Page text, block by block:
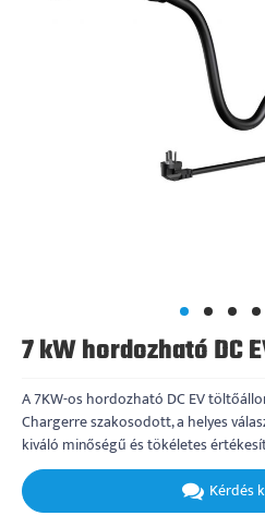
7 kW hordozható DC
A 7KW-os hordozható DC EV
Chargerre szakosodott, a helyes
kiváló minőségű és tökéletes
Kérdés